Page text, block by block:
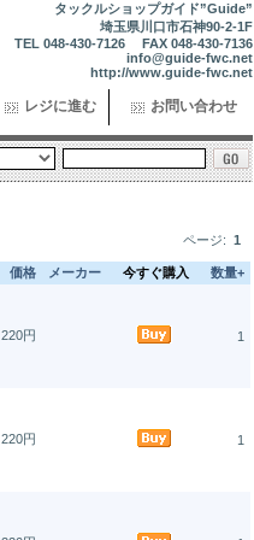
タックルショップガイド”Guide”
埼玉県川口市石神90-2-1F
TEL 048-430-7126 FAX 048-430-7136
info@guide-fwc.net
http://www.guide-fwc.net
レジに進む お問い合わせ
ページ: 1
価格 メーカー 今すぐ購入 数量+
220円 1
220円 1